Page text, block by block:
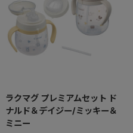
ラクマグ プレミアムセット ド
ナルド＆デイジー/ミッキー＆
ミニー